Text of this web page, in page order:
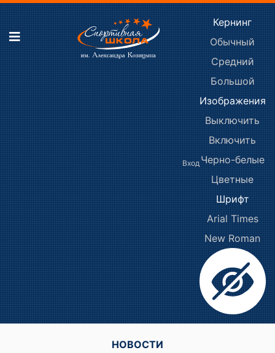
Кернинг
Обычный
Средний
Большой
Изображения
Выключить
Включить
Черно-белые
Цветные
Шрифт
Arial Times
New Roman
Вход
НОВОСТИ